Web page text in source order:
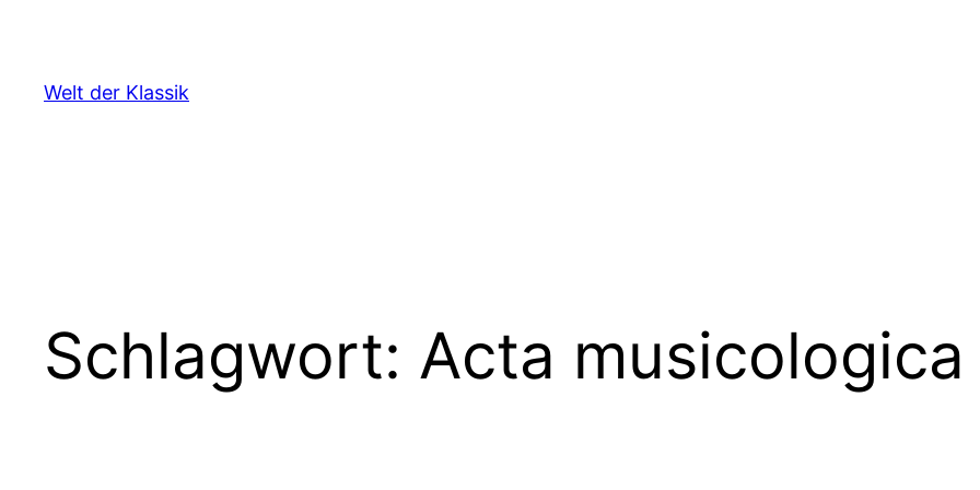
springen
Welt der Klassik
Schlagwort: Acta musicologica